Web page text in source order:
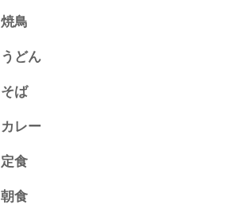
焼鳥
うどん
そば
カレー
定食
朝食